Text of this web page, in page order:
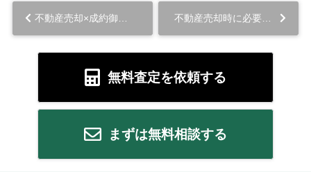
無料査定を依頼する
まずは無料相談する